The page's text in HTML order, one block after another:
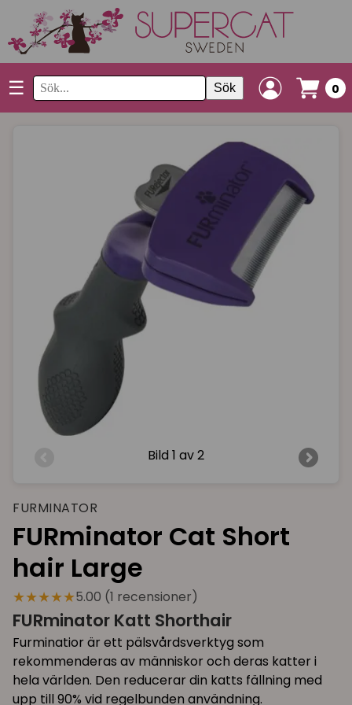
☰ Sök 0
Bild 1 av 2
FURMINATOR
FURminator Cat Short
hair Large
★★★★★5.00 (1 recensioner)
FURminator Katt Shorthair
Furminatior är ett pälsvårdsverktyg som
rekommenderas av människor och deras katter i
hela världen. Den reducerar din katts fällning med
upp till 90% vid regelbunden användning.